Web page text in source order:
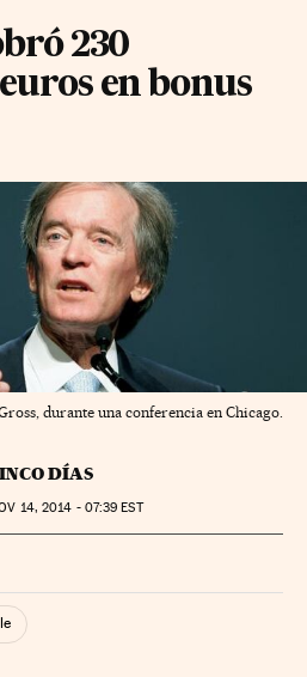
230
en bonus
durante una conferencia en Chicago.
DÍAS
14, 2014 - 07:39 EST
Sociales